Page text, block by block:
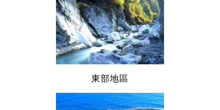
東部地區